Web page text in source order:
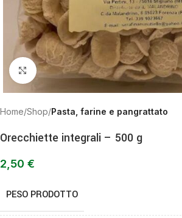
Clicca per ingrandire
Home Shop Pasta, farine e pangrattato
Orecchiette integrali – 500 g
2,50 €
PESO PRODOTTO